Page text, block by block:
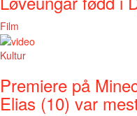
Film
Kultur
Premiere på
Elias (10) var